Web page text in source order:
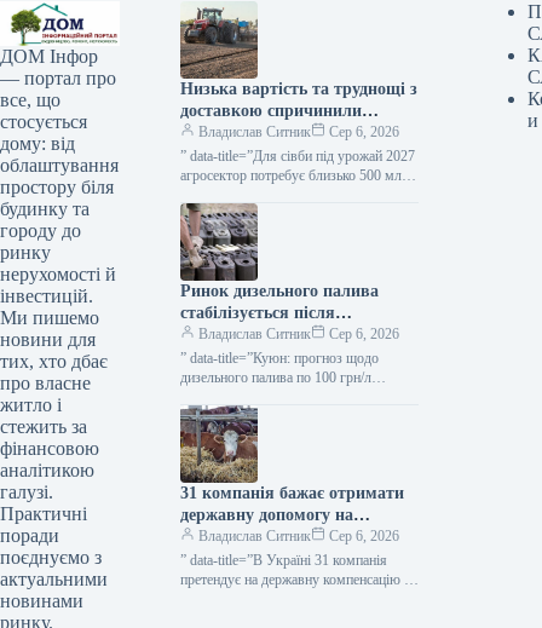
ДОМ Інфор
— портал про
все, що
стосується
дому: від
облаштування
простору біля
будинку та
городу до
ринку
нерухомості й
інвестицій.
Ми пишемо
новини для
тих, хто дбає
про власне
житло і
стежить за
фінансовою
аналітикою
галузі.
Практичні
поради
поєднуємо з
актуальними
новинами
ринку.
Низька вартість та труднощі з
доставкою спричинили
зростання потреби фермерів у
вільних грошах — ВАР —
КУРКУЛЬ
Владислав Ситник
Сер 6, 2026
” data-title=”Для сівби під урожай 2027
агросектор потребує близько 500 млрд
Ринок дизельного палива
стабілізується після
ажіотажного попиту — Куюн
— КУРКУЛЬ
Владислав Ситник
Сер 6, 2026
” data-title=”Куюн: прогноз щодо
дизельного палива по 100 грн/л
31 компанія бажає отримати
державну допомогу на
спорудження тваринницьких
комплексів — КУРКУЛЬ
Владислав Ситник
Сер 6, 2026
” data-title=”В Україні 31 компанія
претендує на державну компенсацію за
и